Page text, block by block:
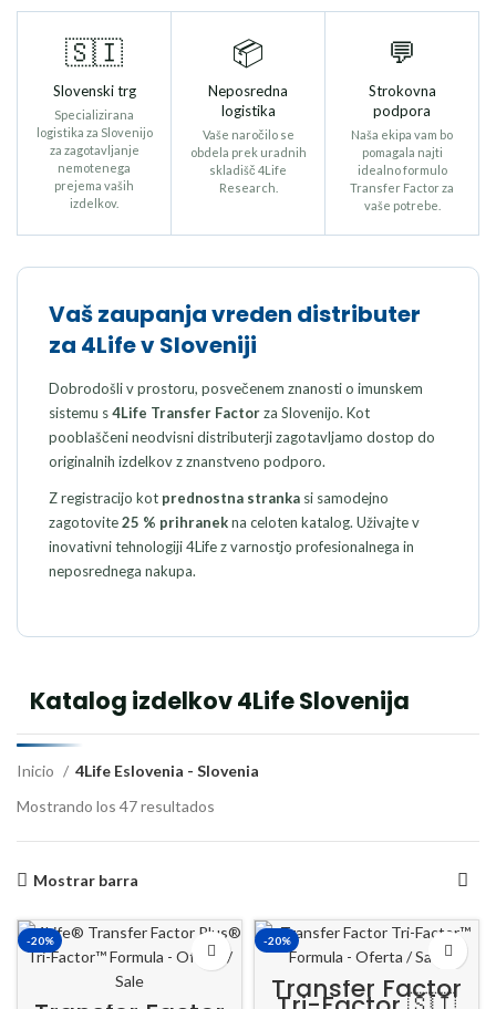
🇸🇮
Slovenski trg
Specializirana
logistika za Slovenijo
za zagotavljanje
nemotenega
prejema vaših
izdelkov.
📦
Neposredna
logistika
Vaše naročilo se
obdela prek uradnih
skladišč 4Life
Research.
💬
Strokovna
podpora
Naša ekipa vam bo
pomagala najti
idealno formulo
Transfer Factor za
vaše potrebe.
Vaš zaupanja vreden distributer
za 4Life v Sloveniji
Dobrodošli v prostoru, posvečenem znanosti o imunskem
sistemu s4Life Transfer Factorza Slovenijo. Kot
pooblaščeni neodvisni distributerji zagotavljamo dostop do
originalnih izdelkov z znanstveno podporo.
Z registracijo kot prednostna stranka si samodejno
zagotovite25 % prihranekna celoten katalog. Uživajte v
inovativni tehnologiji 4Life z varnostjo profesionalnega in
neposrednega nakupa.
Katalog izdelkov 4Life Slovenija
Inicio
4Life Eslovenia - Slovenia
Mostrando los 47 resultados
Mostrar barra
-20% -20%
Transfer Factor